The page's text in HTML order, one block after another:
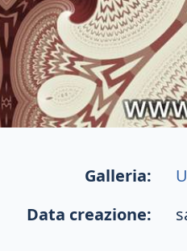
Galleria:
Data creazione: